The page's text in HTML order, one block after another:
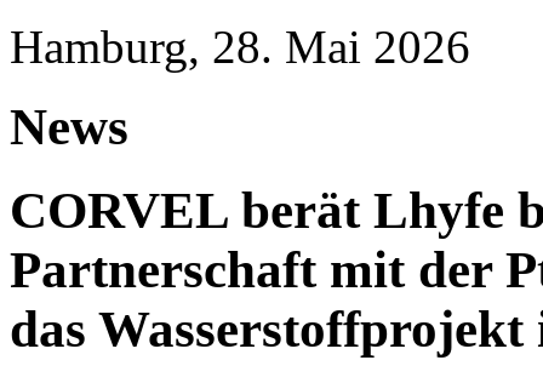
Hamburg, 28. Mai 2026
News
CORVEL berät Lhyfe
Partnerschaft mit der
das